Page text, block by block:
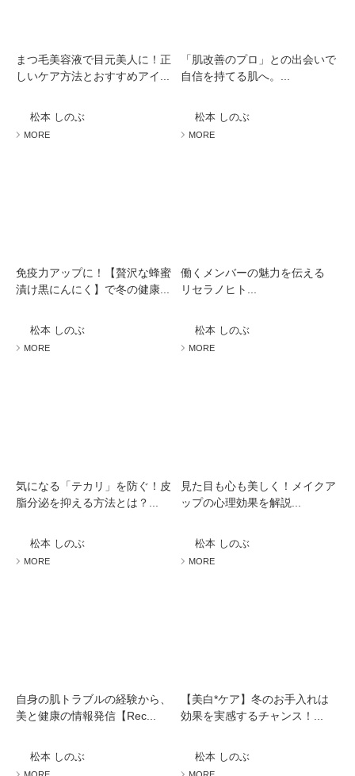
まつ毛美容液で目元美人に！正
しいケア方法とおすすめアイ...
松本 しのぶ
MORE
「肌改善のプロ」との出会いで
自信を持てる肌へ。...
松本 しのぶ
MORE
免疫力アップに！【贅沢な蜂蜜
漬け黒にんにく】で冬の健康...
松本 しのぶ
MORE
働くメンバーの魅力を伝える
リセラノヒト...
松本 しのぶ
MORE
気になる「テカリ」を防ぐ！皮
脂分泌を抑える方法とは？...
松本 しのぶ
MORE
見た目も心も美しく！メイクア
ップの心理効果を解説...
松本 しのぶ
MORE
自身の肌トラブルの経験から、
美と健康の情報発信【Rec...
松本 しのぶ
【美白*ケア】冬のお手入れは
効果を実感するチャンス！...
松本 しのぶ